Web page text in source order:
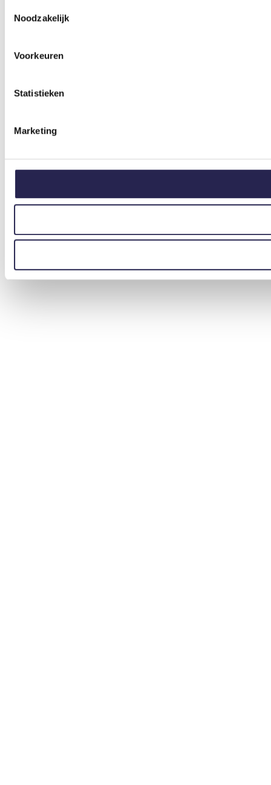
Noodzakelijk
Voorkeuren
Statistieken
Marketing